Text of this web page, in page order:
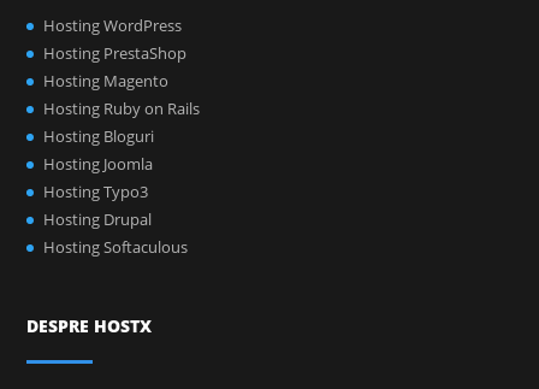
Hosting WordPress
Hosting PrestaShop
Hosting Magento
Hosting Ruby on Rails
Hosting Bloguri
Hosting Joomla
Hosting Typo3
Hosting Drupal
Hosting Softaculous
DESPRE HOSTX